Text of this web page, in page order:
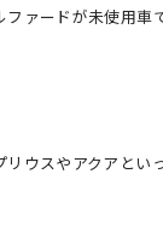
ァードが未使用車
ウスやアクアとい